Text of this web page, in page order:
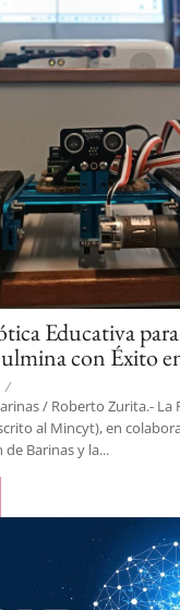
Educativa
con Éxito
/
/ Roberto Zurita.- La
al Mincyt), en
Barinas y la...